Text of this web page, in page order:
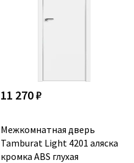
11 270 ₽
Межкомнатная дверь
Tamburat Light 4201 аляска
кромка ABS глухая